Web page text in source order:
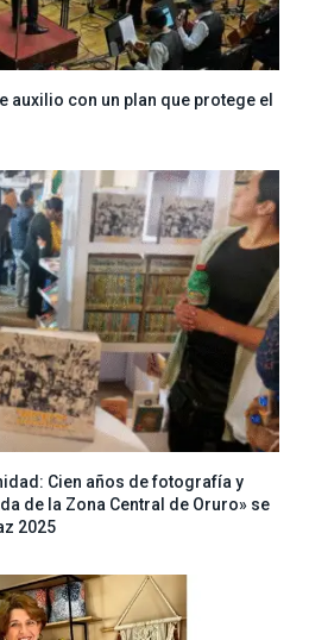
auxilio con un plan que protege el
Cien años de fotografía y
de la Zona Central de Oruro» se
2025